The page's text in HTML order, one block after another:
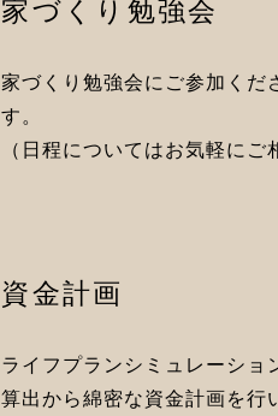
家づくり勉強会
家づくり勉強会にご参加くだ
す。
（日程についてはお気軽にご
資金計画
ライフプランシミュレーシ
算出から綿密な資金計画を行